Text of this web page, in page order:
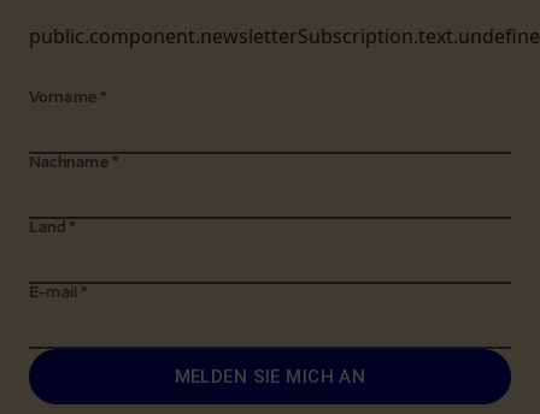
Vorname *
Nachname *
Land *
E-mail *
MELDEN SIE MICH AN